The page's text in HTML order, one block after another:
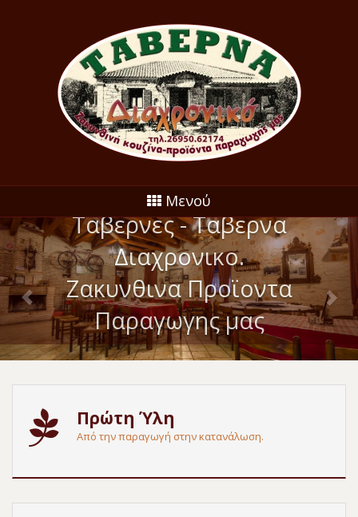
Μενού
Ζακυνθινες Παραδοσιακες
Ταβερνες - Ταβερνα
Διαχρονικο.
Ζακυνθινα Προϊοντα
Παραγωγης μας
Πρώτη Ύλη
Από την παραγωγή στην κατανάλωση.